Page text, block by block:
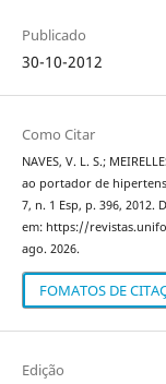
Publicado
30-10-2012
Como Citar
NAVES, V. L. S.;
ao portador de
7, n. 1 Esp, p. 396, 2012.
em: https://
ago. 2026.
FOMATOS DE
Edição